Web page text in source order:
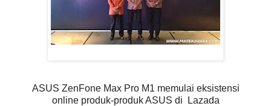
ASUS ZenFone Max Pro M1 memulai eksistensi
online produk-produk ASUS di Lazada